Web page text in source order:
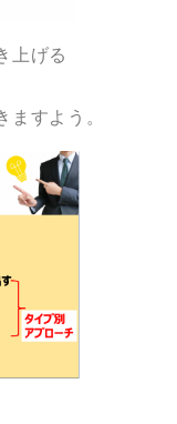
上げる
すよう。